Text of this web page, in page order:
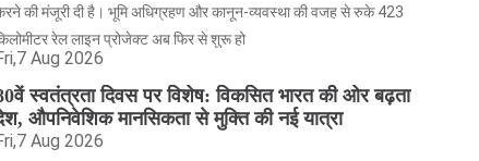
की मंजूरी दी है। भूमि अधिग्रहण और कानून-व्यवस्था की वजह से रुके 423
रेल लाइन प्रोजेक्ट अब फिर से शुरू हो
Aug 2026
स्वतंत्रता दिवस पर विशेष: विकसित भारत की ओर बढ़ता
औपनिवेशिक मानसिकता से मुक्ति की नई यात्रा
Aug 2026